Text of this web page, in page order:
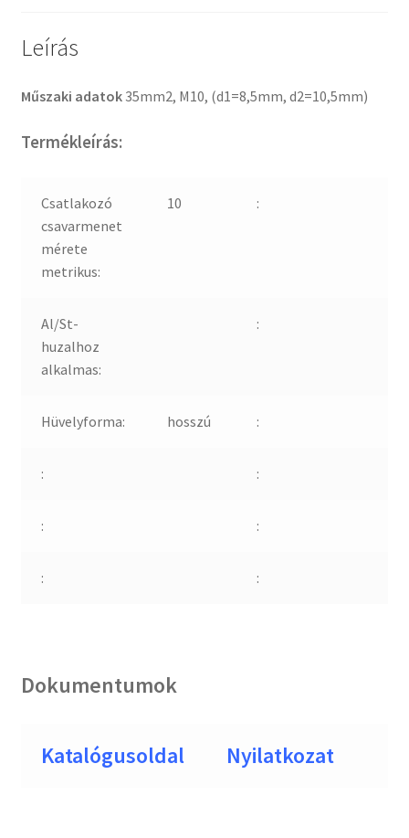
Leírás
Műszaki adatok35mm2, M10, (d1=8,5mm, d2=10,5mm)
Termékleírás:
Csatlakozó
csavarmenet
mérete
metrikus:
10 :
Al/St-
huzalhoz
alkalmas:
:
Hüvelyforma: hosszú :
: :
: :
: :
Dokumentumok
Katalógusoldal Nyilatkozat